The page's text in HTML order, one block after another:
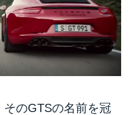
そのGTSの名前を冠